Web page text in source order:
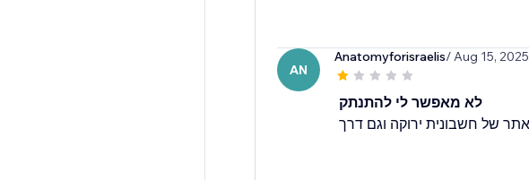
AN
Anatomyforisraelis/ Aug 15, 2025
לא מאפשר לי להתנתק